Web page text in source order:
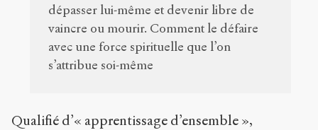
dépasser lui-même et devenir libre de
vaincre ou mourir. Comment le défaire
avec une force spirituelle que l’on
s’attribue soi-même
Qualifié d’« apprentissage d’ensemble »,